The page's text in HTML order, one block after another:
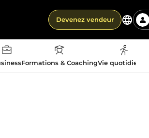
Devenez vendeur
Formations & CoachingVie